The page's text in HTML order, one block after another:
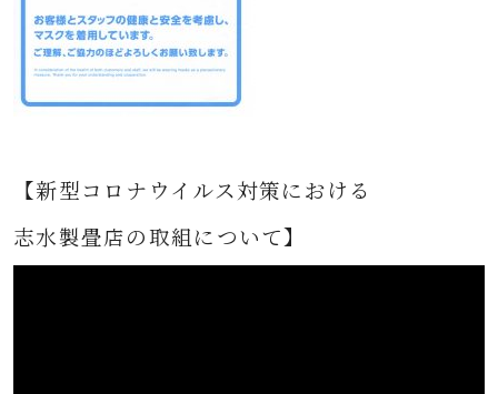
【新型コロナウイルス対策における
志水製畳店の取組について】